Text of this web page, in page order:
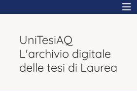
UniTesiAQ
L'archivio digitale
delle tesi di Laurea